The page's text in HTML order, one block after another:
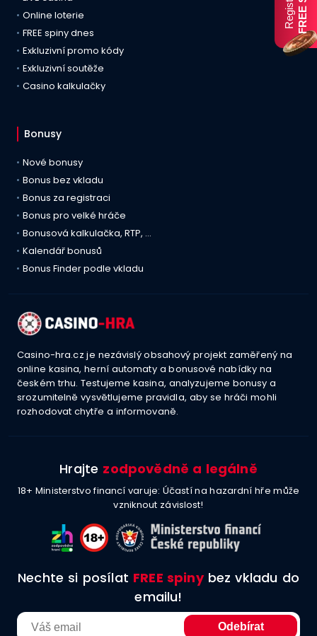
Online loterie
FREE spiny dnes
Exkluzivní promo kódy
Exkluzivní soutěže
Casino kalkulačky
Bonusy
Nové bonusy
Bonus bez vkladu
Bonus za registraci
Bonus pro velké hráče
Bonusová kalkulačka, RTP, …
Kalendář bonusů
Bonus Finder podle vkladu
Casino-hra.cz je nezávislý obsahový projekt zaměřený na
online kasina, herní automaty a bonusové nabídky na
českém trhu. Testujeme kasina, analyzujeme bonusy a
srozumitelně vysvětlujeme pravidla, aby se hráči mohli
rozhodovat chytře a informovaně.
Hrajte zodpovědně a legálně
18+ Ministerstvo financí varuje: Účastí na hazardní hře může
vzniknout závislost!
Nechte si posílat FREE spinybez vkladu do
emailu!